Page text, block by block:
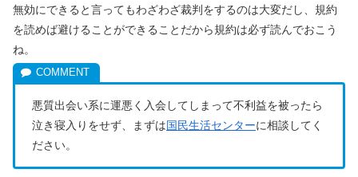
無効にできると言ってもわざわざ裁判をするのは大変だし、規約
を読めば避けることができることだから規約は必ず読んでおこう
ね。
悪質出会い系に運悪く入会してしまって不利益を被ったら
泣き寝入りをせず、まずは国民生活センターに相談してく
ださい。